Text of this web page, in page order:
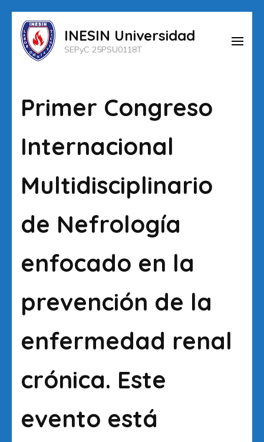
Saltar
contenido
tecla
INESIN Universidad
SEPyC 25PSU0118T
Primer Congreso
Internacional
Multidisciplinario
de Nefrología
enfocado en la
prevención de la
enfermedad renal
crónica. Este
evento está